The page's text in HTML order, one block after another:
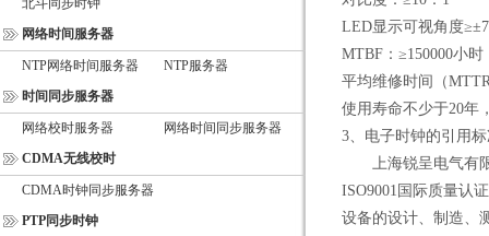
北斗同步时钟
网络时间服务器
NTP网络时间服务器
NTP服务器
时间同步服务器
网络校时服务器
网络时间同步服务器
CDMA无线校时
CDMA时钟同步服务器
PTP同步时钟
LED显示可视角度≥±
MTBF ： ≥150000小时
平均维修时间（
使用寿命不少于20年
3、电子时钟的引用
上海锐呈电气有
ISO9001 国际质量认
设备的设计、制造、